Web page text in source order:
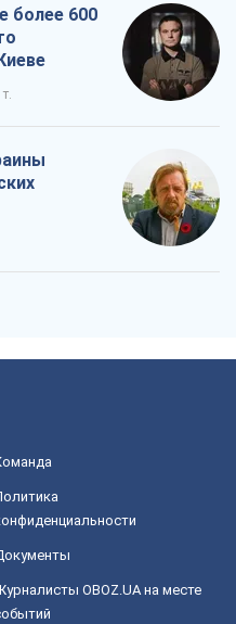
более 600
OBOZ.UA на месте